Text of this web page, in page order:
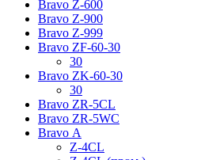
Bravo Z-600
Bravo Z-900
Bravo Z-999
Bravo ZF-60-30
30
Bravo ZK-60-30
30
Bravo ZR-5CL
Bravo ZR-5WC
Bravo А
Z-4CL